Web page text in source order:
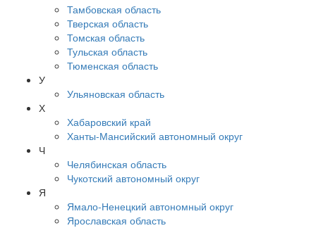
Тамбовская область
Тверская область
Томская область
Тульская область
Тюменская область
У
Ульяновская область
Х
Хабаровский край
Ханты-Мансийский автономный округ
Ч
Челябинская область
Чукотский автономный округ
Я
Ямало-Ненецкий автономный округ
Ярославская область